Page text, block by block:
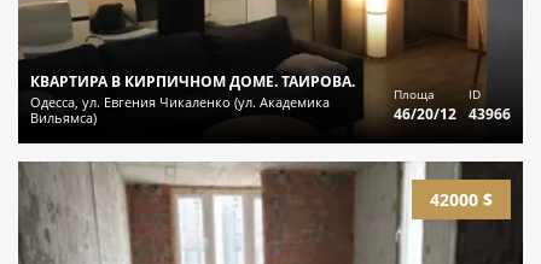
КВАРТИРА В КИРПИЧНОМ ДОМЕ. ТАИРОВА.
Одесса, ул. Евгения Чикаленко (ул. Академика
Вильямса)
Площа
46/20/12
ID
43966
42000 $